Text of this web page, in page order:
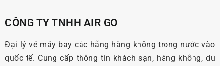
CÔNG TY TNHH AIR GO
Đại lý vé máy bay các hãng hàng không trong nước vào
quốc tế. Cung cấp thông tin khách sạn, hàng không, du